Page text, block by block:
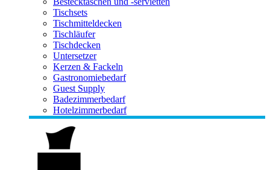
Tischsets
Tischmitteldecken
Tischläufer
Tischdecken
Untersetzer
Kerzen & Fackeln
Gastronomiebedarf
Guest Supply
Badezimmerbedarf
Hotelzimmerbedarf